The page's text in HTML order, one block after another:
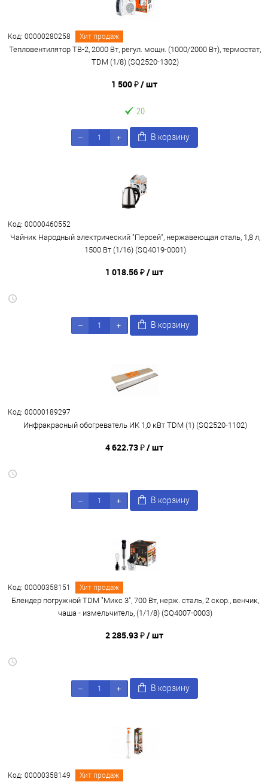
Код: 00000280258 Хит продаж
Тепловентилятор ТВ-2, 2000 Вт, регул. мощн. (1000/2000 Вт), термостат,
TDM (1/8) (SQ2520-1302)
1 500 ₽/ шт
20
В корзину
Код: 00000460552
Чайник Народный электрический "Персей", нержавеющая сталь, 1,8 л,
1500 Вт (1/16) (SQ4019-0001)
1 018.56 ₽/ шт
В корзину
Код: 00000189297
Инфракрасный обогреватель ИК 1,0 кВт TDM (1) (SQ2520-1102)
4 622.73 ₽/ шт
В корзину
Код: 00000358151 Хит продаж
Блендер погружной TDM "Микс 3", 700 Вт, нерж. сталь, 2 скор., венчик,
чаша - измельчитель, (1/1/8) (SQ4007-0003)
2 285.93 ₽/ шт
В корзину
Код: 00000358149 Хит продаж